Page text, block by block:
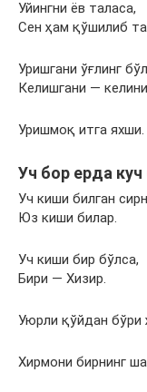
Уйингни ёв таласа,
Сен ҳам қўшилиб
Уришгани ўғлинг
Келишгани —
Уришмоқ итга яхши.
Уч бор ерда куч
Уч киши билган
Юз киши билар.
Уч киши бир бўлса,
Бири — Хизир.
Уюрли қўйдан бўри
Хирмони бирнинг